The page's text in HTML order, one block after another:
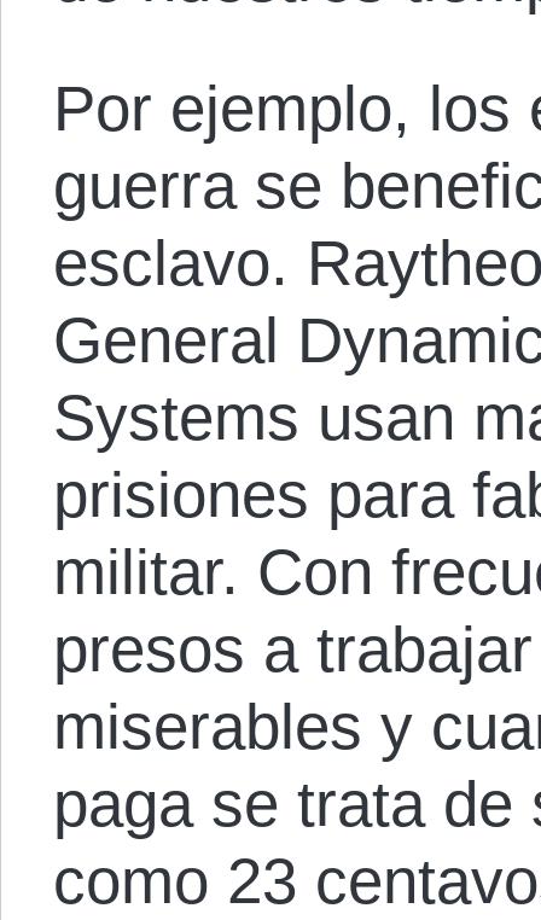
Por ejemplo, los
guerra se
esclavo.
General
Systems usan
prisiones para
militar. Con
presos a
miserables y
paga se trata
como 23